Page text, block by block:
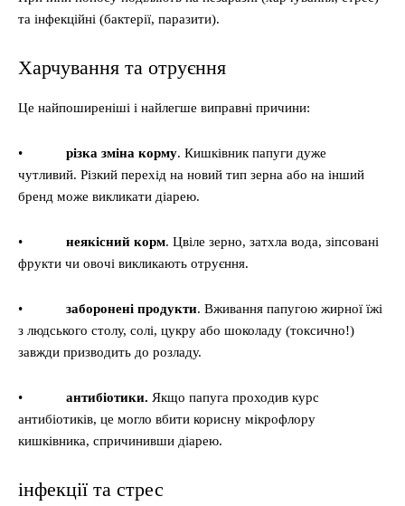
та інфекційні (бактерії, паразити).
Харчування та отруєння
Це найпоширеніші і найлегше виправні причини:
• різка зміна корму. Кишківник папуги дуже
чутливий. Різкий перехід на новий тип зерна або на інший
бренд може викликати діарею.
• неякісний корм. Цвіле зерно, затхла вода, зіпсовані
фрукти чи овочі викликають отруєння.
• заборонені продукти. Вживання папугою жирної їжі
з людського столу, солі, цукру або шоколаду (токсично!)
завжди призводить до розладу.
• антибіотики. Якщо папуга проходив курс
антибіотиків, це могло вбити корисну мікрофлору
кишківника, спричинивши діарею.
інфекції та стрес